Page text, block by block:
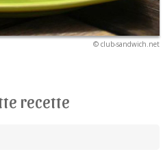
© club-sandwich.net
recette